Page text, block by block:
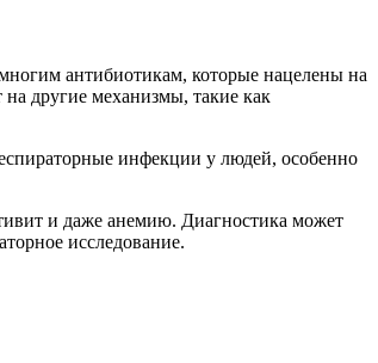
антибиотикам, которые нацелены на
другие механизмы, такие как
инфекции у людей, особенно
и даже анемию. Диагностика может
исследование.